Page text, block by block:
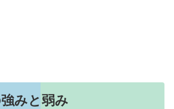
みと弱み